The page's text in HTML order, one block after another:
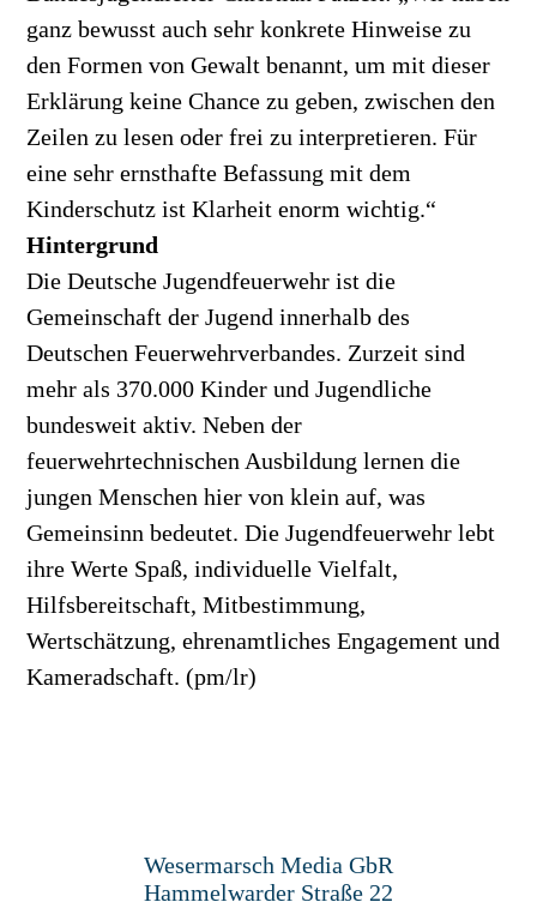
ganz bewusst auch sehr konkrete Hinweise zu
den Formen von Gewalt benannt, um mit dieser
Erklärung keine Chance zu geben, zwischen den
Zeilen zu lesen oder frei zu interpretieren. Für
eine sehr ernsthafte Befassung mit dem
Kinderschutz ist Klarheit enorm wichtig.“
Hintergrund
Die Deutsche Jugendfeuerwehr ist die
Gemeinschaft der Jugend innerhalb des
Deutschen Feuerwehrverbandes. Zurzeit sind
mehr als 370.000 Kinder und Jugendliche
bundesweit aktiv. Neben der
feuerwehrtechnischen Ausbildung lernen die
jungen Menschen hier von klein auf, was
Gemeinsinn bedeutet. Die Jugendfeuerwehr lebt
ihre Werte Spaß, individuelle Vielfalt,
Hilfsbereitschaft, Mitbestimmung,
Wertschätzung, ehrenamtliches Engagement und
Kameradschaft. (pm/lr)
Wesermarsch Media GbR
Hammelwarder Straße 22